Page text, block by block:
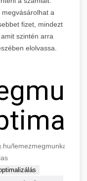
a
fizet, mindezt
szintén arra
elolvassa.
lemezmegmunkalas-